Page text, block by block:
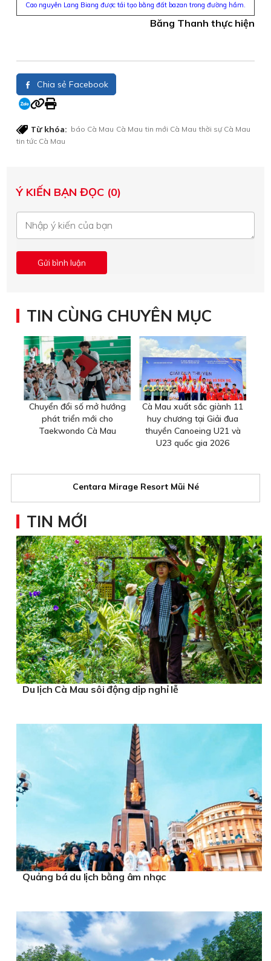
Cao nguyên Lang Biang được tái tạo bằng đất bazan trong đường hầm.
Băng Thanh thực hiện
Chia sẻ Facebook
Từ khóa: báo Cà Mau Cà Mau tin mới Cà Mau thời sự Cà Mau
tin tức Cà Mau
Ý KIẾN BẠN ĐỌC (0)
TIN CÙNG CHUYÊN MỤC
Chuyển đổi số mở hướng
phát triển mới cho
Taekwondo Cà Mau
Cà Mau xuất sắc giành 11
huy chương tại Giải đua
thuyền Canoeing U21 và
U23 quốc gia 2026
Centara Mirage Resort Mũi Né
TIN MỚI
Du lịch Cà Mau sôi động dịp nghỉ lễ
Quảng bá du lịch bằng âm nhạc